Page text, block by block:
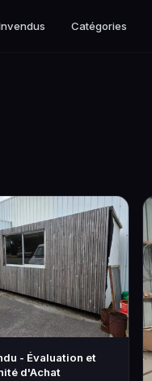
Catégories
- Évaluation et
d'Achat